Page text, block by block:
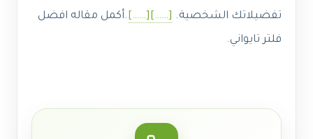
تفضيلاتك الشخصية. [……]
[……]
.أكمل مقاله افضل
فلتر تايواني.